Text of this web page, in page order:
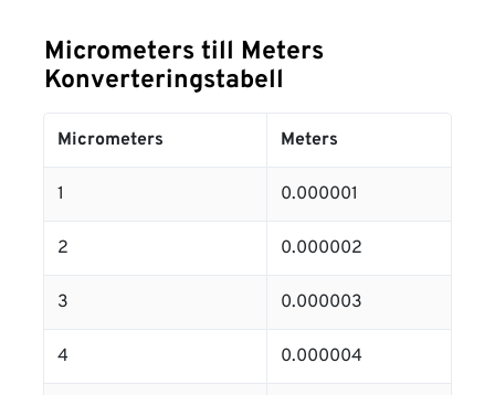
Micrometers till Meters
Konverteringstabell
Micrometers Meters
1 0.000001
2 0.000002
3 0.000003
4 0.000004